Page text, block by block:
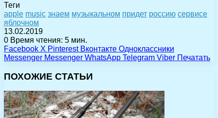
Теги
apple music знаем музыкальном придет россию сервисе
яблочном
13.02.2019
0 Время чтения: 5 мин.
Facebook X Pinterest Вконтакте Одноклассники
Messenger Messenger WhatsApp Telegram Viber Печатать
ПОХОЖИЕ СТАТЬИ